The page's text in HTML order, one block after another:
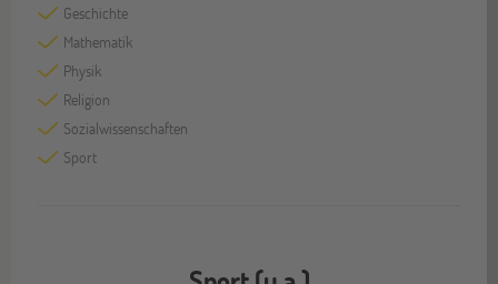
Geschichte
Mathematik
Physik
Religion
Sozialwissenschaften
Sport